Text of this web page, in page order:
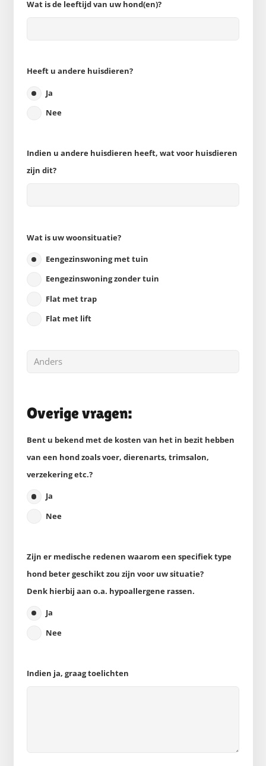
Wat is de leeftijd van uw hond(en)?
Heeft u andere huisdieren?
Ja
Nee
Indien u andere huisdieren heeft, wat voor huisdieren
zijn dit?
Wat is uw woonsituatie?
Eengezinswoning met tuin
Eengezinswoning zonder tuin
Flat met trap
Flat met lift
Overige vragen:
Bent u bekend met de kosten van het in bezit hebben
van een hond zoals voer, dierenarts, trimsalon,
verzekering etc.?
Ja
Nee
Zijn er medische redenen waarom een specifiek type
hond beter geschikt zou zijn voor uw situatie?
Denk hierbij aan o.a. hypoallergene rassen.
Ja
Nee
Indien ja, graag toelichten